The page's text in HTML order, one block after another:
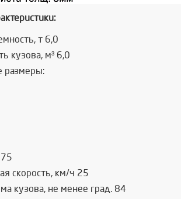
т 6,0
кузова, м³ 6,0
размеры:
скорость, км/ч 25
кузова, не менее град. 84